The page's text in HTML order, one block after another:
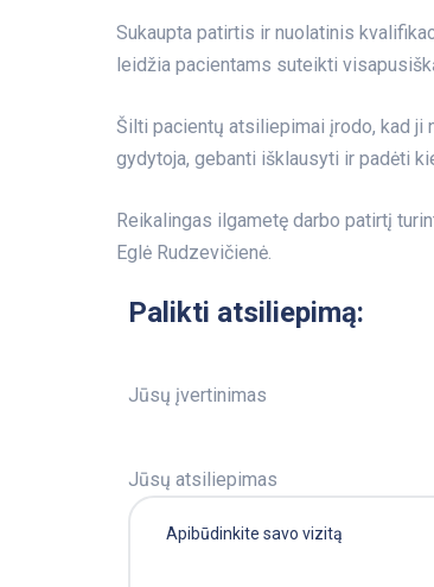
Sukaupta patirtis ir nuolatinis
leidžia pacientams suteikti
Šilti pacientų atsiliepimai įrodo, kad
gydytoja, gebanti išklausyti ir padėti
Reikalingas ilgametę darbo patirtį
Eglė Rudzevičienė.
Palikti atsiliepimą:
Jūsų įvertinimas
Jūsų atsiliepimas